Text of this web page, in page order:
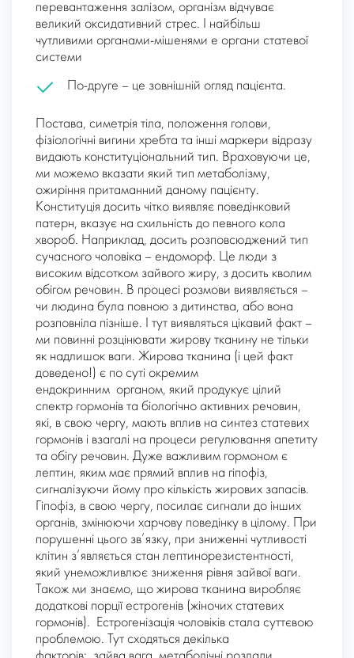
перевантаження залізом, організм відчуває
великий оксидативний стрес. І найбільш
чутливими органами-мішенями е органи статевої
системи
По-друге – це зовнішній огляд пацієнта.
Постава, симетрія тіла, положення голови,
фізіологічні вигини хребта та інші маркери відразу
видають конституціональний тип. Враховуючи це,
ми можемо вказати який тип метаболізму,
ожиріння притаманний даному пацієнту.
Конституція досить чітко виявляє поведінковий
патерн, вказує на схильність до певного кола
хвороб. Наприклад, досить розповсюджений тип
сучасного чоловіка – ендоморф. Це люди з
високим відсотком зайвого жиру, з досить кволим
обігом речовин. В процесі розмови виявляється –
чи людина була повною з дитинства, або вона
розповніла пізніше. І тут виявляться цікавий факт –
ми повинні розцінювати жирову тканину не тільки
як надлишок ваги. Жирова тканина (і цей факт
доведено!) є по суті окремим
ендокринним органом, який продукує цілий
спектр гормонів та біологічно активних речовин,
які, в свою чергу, мають вплив на синтез статевих
гормонів і взагалі на процеси регулювання апетиту
та обігу речовин. Дуже важливим гормоном є
лептин, яким має прямий вплив на гіпофіз,
сигналізуючи йому про кількість жирових запасів.
Гіпофіз, в свою чергу, посилає сигнали до інших
органів, змінюючи харчову поведінку в цілому. При
порушенні цього зв’язку, при зниженні чутливості
клітин з’являється стан лептинорезистентності,
який унеможливлює зниження рівня зайвої ваги.
Також ми знаємо, що жирова тканина виробляє
додаткові порції естрогенів (жіночих статевих
гормонів). Естрогенізація чоловіків стала суттєвою
проблемою. Тут сходяться декілька